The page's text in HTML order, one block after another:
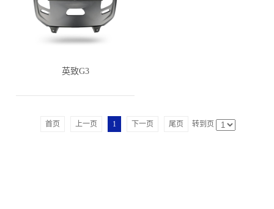
英致G3
首页 上一页 1 下一页 尾页 转到页